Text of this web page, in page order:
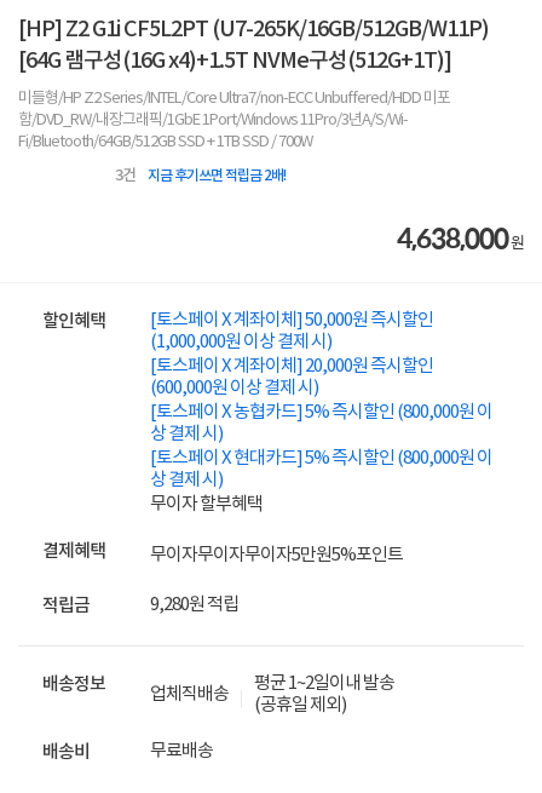
[HP] Z2 G1i CF5L2PT (U7-265K/16GB/512GB/W11P)
[64G 램구성(16G x4)+1.5T NVMe구성(512G+1T)]
미들형/HP Z2 Series/INTEL/Core Ultra7/non-ECC Unbuffered/HDD 미포
함/DVD_RW/내장그래픽/1GbE 1Port/Windows 11Pro/3년A/S/Wi-
Fi/Bluetooth/64GB/512GB SSD + 1TB SSD / 700W
3건 지금 후기쓰면 적립금 2배!
4,638,000원
할인혜택
[토스페이 X 계좌이체] 50,000원 즉시할인
(1,000,000원 이상 결제 시)
[토스페이 X 계좌이체] 20,000원 즉시할인
(600,000원 이상 결제 시)
[토스페이 X 농협카드] 5% 즉시할인 (800,000원 이
상 결제 시)
[토스페이 X 현대카드] 5% 즉시할인 (800,000원 이
상 결제 시)
무이자 할부혜택
결제혜택 무이자무이자무이자5만원5%포인트
적립금 9,280원 적립
배송정보 업체직배송
평균 1~2일이내 발송
(공휴일 제외)
배송비 무료배송